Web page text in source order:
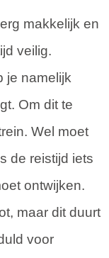
makkelijk en
veilig.
je namelijk
Om dit te
Wel moet
de reistijd iets
ontwijken.
maar dit duurt
voor